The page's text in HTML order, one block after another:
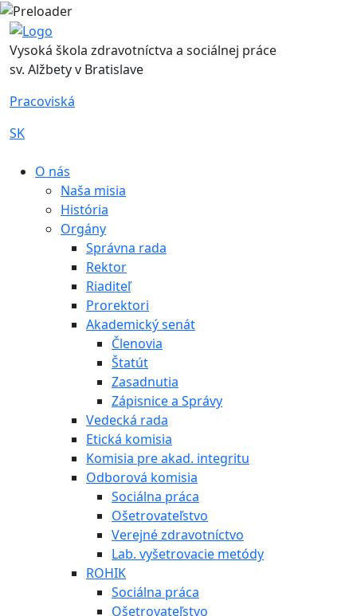
Vysoká škola zdravotníctva a sociálnej práce
sv. Alžbety v Bratislave
Pracoviská
SK
O nás
Naša misia
História
Orgány
Správna rada
Rektor
Riaditeľ
Prorektori
Akademický senát
Členovia
Štatút
Zasadnutia
Zápisnice a Správy
Vedecká rada
Etická komisia
Komisia pre akad. integritu
Odborová komisia
Sociálna práca
Ošetrovateľstvo
Verejné zdravotníctvo
Lab. vyšetrovacie metódy
ROHIK
Sociálna práca
Ošetrovateľstvo